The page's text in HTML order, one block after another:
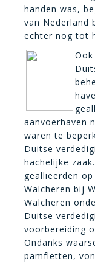
handen was,
van Nederland
echter nog tot
aanvoerhaven
waren te
Duitse
hachelijke
geallieerden
Walcheren bij
Walcheren
Duitse
voorbereiding
Ondanks
pamfletten,